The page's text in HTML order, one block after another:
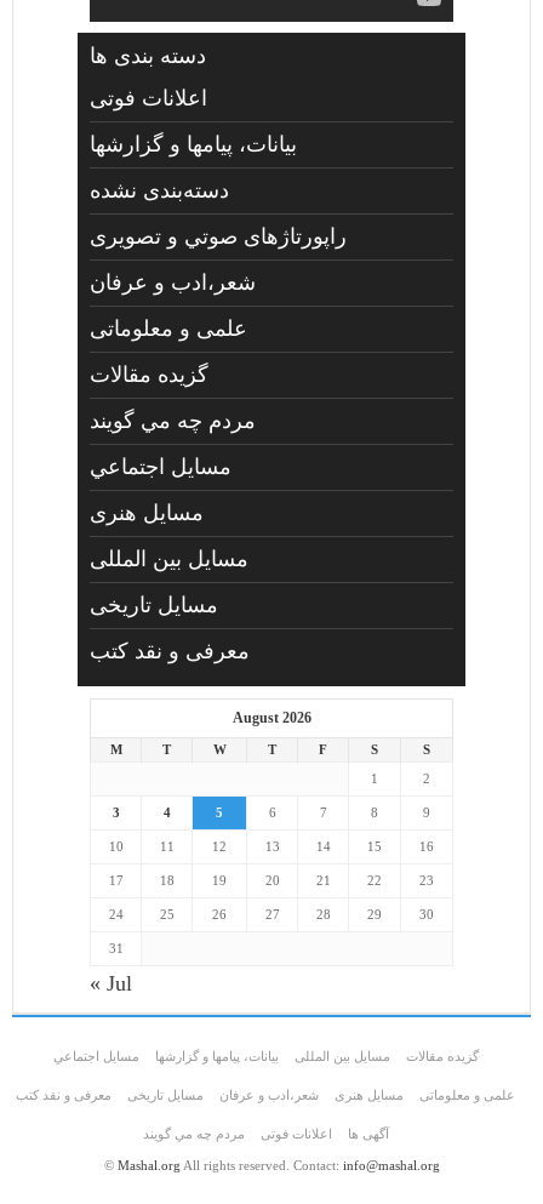
دسته بندی ها
اعلانات فوتی
بیانات، پیامها و گزارشها
دسته‌بندی نشده
راپورتاژهای صوتي و تصويری
شعر،ادب و عرفان
علمی و معلوماتی
گزیده مقالات
مردم چه مي گويند
مسايل اجتماعي
مسايل هنری
مسایل بین المللی
مسایل تاریخی
معرفی و نقد کتب
August 2026
M T W T F S
S
1
2
3 4 5 6 7 8 9
10 11 12 13 14 15 16
17 18 19 20 21 22 23
24 25 26 27 28 29 30
31
« Jul
گزیده مقالات مسایل بین المللی بیانات، پیامها و گزارشها مسايل اجتماعي
علمی و معلوماتی مسايل هنری شعر،ادب و عرفان مسایل تاریخی معرفی و نقد کتب
آگهی ها اعلانات فوتی مردم چه مي گويند
© Mashal.org All rights reserved. Contact: info@mashal.org